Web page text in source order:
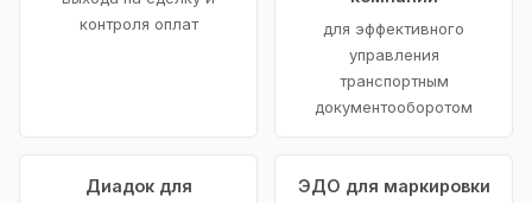
контроля оплат
для эффективного
управления
транспортным
документооборотом
Диадок для
ЭДО для маркировки